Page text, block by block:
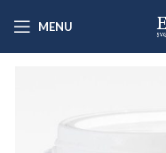
MENU